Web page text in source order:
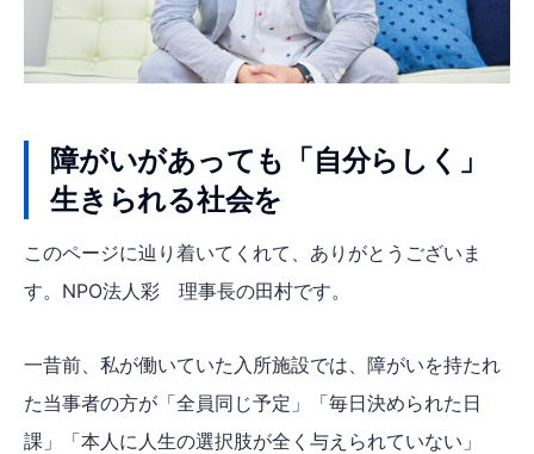
障がいがあっても「自分らしく」
生きられる社会を
このページに辿り着いてくれて、ありがとうございま
す。NPO法人彩 理事長の田村です。
一昔前、私が働いていた入所施設では、障がいを持たれ
た当事者の方が「全員同じ予定」「毎日決められた日
課」「本人に人生の選択肢が全く与えられていない」